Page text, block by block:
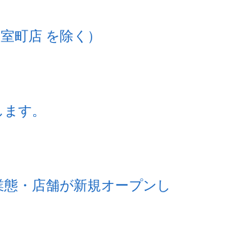
町店 を除く）
す。
・店舗が新規オープンし